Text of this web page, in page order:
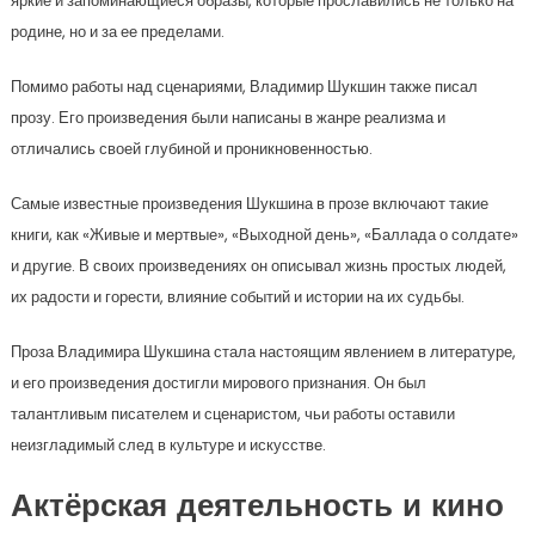
родине, но и за ее пределами.
Помимо работы над сценариями, Владимир Шукшин также писал
прозу. Его произведения были написаны в жанре реализма и
отличались своей глубиной и проникновенностью.
Самые известные произведения Шукшина в прозе включают такие
книги, как «Живые и мертвые», «Выходной день», «Баллада о солдате»
и другие. В своих произведениях он описывал жизнь простых людей,
их радости и горести, влияние событий и истории на их судьбы.
Проза Владимира Шукшина стала настоящим явлением в литературе,
и его произведения достигли мирового признания. Он был
талантливым писателем и сценаристом, чьи работы оставили
неизгладимый след в культуре и искусстве.
Актёрская деятельность и кино